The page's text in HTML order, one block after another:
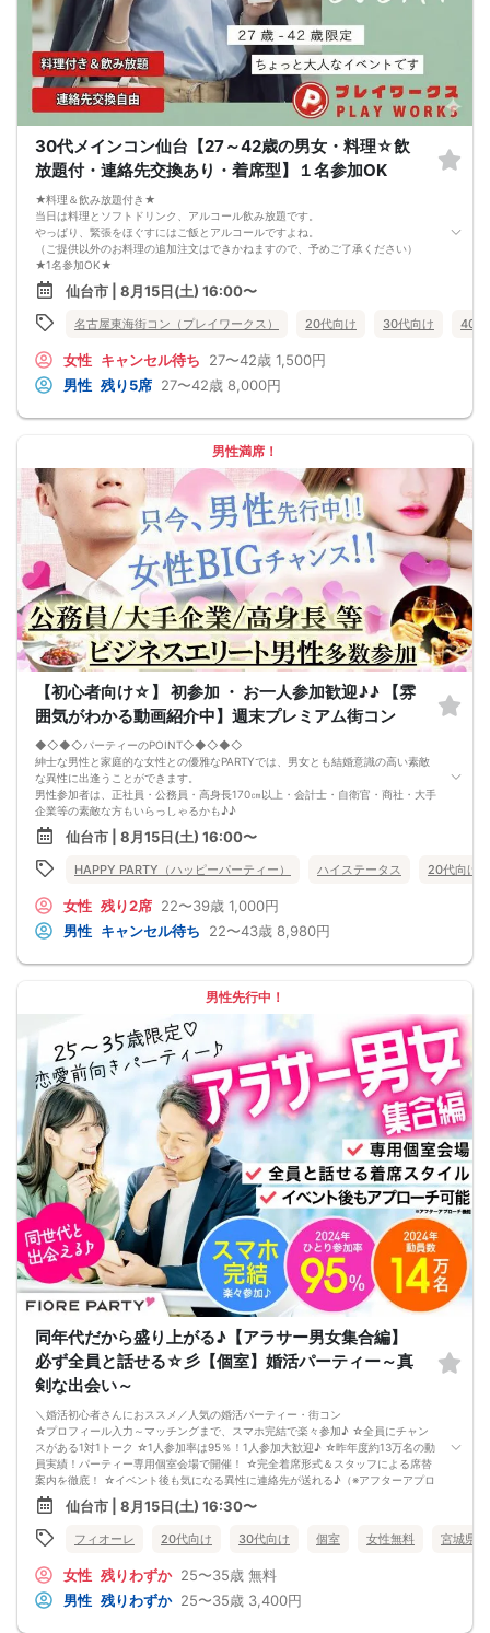
5. 当日は店舗の外ではなく店舗内で受付いたします。店内に入り店員に「街コン
で来た」旨をお伝えください。
6. お釣りの用意はございませんので、出ないようにご準備お願いします。
7. 当日は年齢確認のできる身分証をお持ちください。イベントの対象年齢でない
ことが発覚した場合、参加費を全額徴収し返金はいたしかねます。
8. 15分以上の遅刻はキャンセルとみなす可能性があります。
9. 当日受付にお越しになってからのキャンセル、途中キャンセルは出来ません。
泊費、通信費等の返金は行いません。
11. 領収書の発行はいたしかねます。
お申し込みが完了した時点で上記すべての事項に同意したと判断いたします。
8/15(土)ハイステータス男性コン仙台
30代メインコン仙台【27～42歳の男女・料理☆飲
放題付・連絡先交換あり・着席型】１名参加OK
★料理＆飲み放題付き★
当日は料理とソフトドリンク、アルコール飲み放題です。
やっぱり、緊張をほぐすにはご飯とアルコールですよね。
（ご提供以外のお料理の追加注文はできかねますので、予めご了承ください）
★1名参加OK★
他の1名参加の方とペアになりますし、友達作りにも最適です。
基本的には２：２のグループトークとなります。
（１：１でのトークはございませんので、予めご了承ください）
★プロフィールカードにより会話のキッカケもバッチリ★
なんてことは絶対ありません！
プロフィールカードを活用し、「はじめまして」から会話を楽しみましょう。
★完全着席型・連絡先交換は自由★
換ができなかった」なんてことはありません。
（連絡先交換は席替え時間までに円滑に行ってください）
---------------------------
【お客様へのお願い】
1. ２名様以上でのご参加は必ず同性同士でお申し込みください。
2. 服装の指定はございません。多くのお客様はカジュアルな格好でおこしになら
れています。
3. 開催判断はイベント前日の時点で男性３名・女性３名以上のお申し込みからに
なりますが、当日に参加者のキャンセルで比率が崩れた場合や開催判断人数を下
回った場合、一切返金などの保証はいたしませんのでご了承ください。
4. イベントページ内の「お申し込み状況」等はキャンセルなどで当日の参加人
数、男女比率と異なる可能性がございます。
5. 当日は店舗の外ではなく店舗内で受付いたします。店内に入り店員に「街コン
で来た」旨をお伝えください。
6. お釣りの用意はございませんので、出ないようにご準備お願いします。
7. 当日は年齢確認のできる身分証をお持ちください。イベントの対象年齢でない
ことが発覚した場合、参加費を全額徴収し返金はいたしかねます。
8. 15分以上の遅刻はキャンセルとみなす可能性があります。
9. 当日受付にお越しになってからのキャンセル、途中キャンセルは出来ません。
10. イベント中止に伴うユーザーへの返金額は、チケット代金となり、交通費、宿
泊費、通信費等の返金は行いません。
11. 領収書の発行はいたしかねます。
お申し込みが完了した時点で上記すべての事項に同意したと判断いたします。
仙台市 | 8月15日(土) 16:00〜
名古屋東海街コン（プレイワークス） 20代向け 30代向け 40代
女性 キャンセル待ち 27〜42歳 1,500円
男性 残り5席 27〜42歳 8,000円
男性満席！
【初心者向け☆】 初参加 ・ お一人参加歓迎♪♪ 【雰
囲気がわかる動画紹介中】週末プレミアム街コン
◆◇◆◇パーティーのPOINT◇◆◇◆◇
紳士な男性と家庭的な女性との優雅なPARTYでは、男女とも結婚意識の高い素敵
な異性に出逢うことができます。
男性参加者は、正社員・公務員・高身長170㎝以上・会計士・自衛官・商社・大手
企業等の素敵な方もいらっしゃるかも♪♪
ゆったりとお話できる空間は、恋活・婚活にピッタリ♪♪
飲食付きなので男女の関係が深まります。素敵な異性と時間を楽しく過ごせます♪
定期的に席替えをして全員の方と交流して頂き、連絡先の交換も自由です♪
お一人様も多数参加されておられますので、ご安心してご参加下さい♪
◇◆◇◆◇◆◇◆◇◆◇◆◇◆◇◆◇◆◇
□受付は開始10分前からとさせて頂きます。
□開催店舗様には『街コンで来ました』とお伝えください。受付まで案内させて
開催当日13：00までに最少催行人数に満たない場合
または13：00以降にキャンセルにより最少催行人数を下回った場合は、中止と
いたします。
□最少催行人数が男性2名・女性2名以上からとなっております。
（男女比の調整を行っておりますが、キャンセル等によって変動がある場合がご
ざいます。原則、男女比に関わらず,最少催行人数を下回った場合に限り、「中
止」及び「返金」させて頂きます。）
仙台市 | 8月15日(土) 16:00〜
HAPPY PARTY（ハッピーパーティー） ハイステータス 20代向け
女性 残り2席 22〜39歳 1,000円
男性 キャンセル待ち 22〜43歳 8,980円
男性先行中！
同年代だから盛り上がる♪【アラサー男女集合編】
必ず全員と話せる☆彡【個室】婚活パーティー～真
剣な出会い～
＼婚活初心者さんにおススメ／人気の婚活パーティー・街コン
☆プロフィール入力～マッチングまで、スマホ完結で楽々参加♪ ☆全員にチャン
スがある1対1トーク ☆1人参加率は95％！1人参加大歓迎♪ ☆昨年度約13万名の動
員実績！パーティー専用個室会場で開催！ ☆完全着席形式＆スタッフによる席替
案内を徹底！ ☆イベント後も気になる異性に連絡先が送れる♪（※アフターアプロ
ーチ機能） スタッフが最初から最後まで進行するので、フリータイムで放置され
て人気の方と一度もお話できずに気が付いたらイベント終了・・・ということは
一切ありません！ 持ち物について ・ご本人様確認書類（無い場合はキャンセル扱
いとなります） ・最新版Google Chromeか最新版Safariを使用可能なスマホ （こ
上、カードスタイルに切り替えて催行する場合がございます。） ・なるべくお釣
銭がでないようご用意いただけますと幸いです。 ※集客状況に応じてサムネイル
等が変更になる場合がございます。 参加年齢と参加条件は変更されませんのでご
仙台市 | 8月15日(土) 16:30〜
フィオーレ 20代向け 30代向け 個室 女性無料 宮城県
女性 残りわずか 25〜35歳 無料
男性 残りわずか 25〜35歳 3,400円